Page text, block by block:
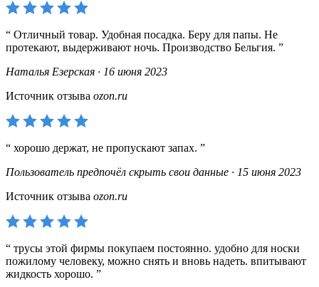
Отличный товар. Удобная посадка. Беру для папы. Не
протекают, выдерживают ночь. Производство Бельгия.
Наталья Езерская · 16 июня 2023
Источник отзыва ozon.ru
хорошо держат, не пропускают запах.
Пользователь предпочёл скрыть свои данные · 15 июня 2023
Источник отзыва ozon.ru
трусы этой фирмы покупаем постоянно. удобно для носки
пожилому человеку, можно снять и вновь надеть. впитывают
жидкость хорошо.